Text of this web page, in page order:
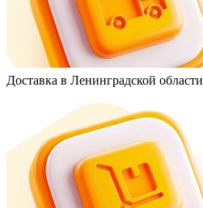
Доставка в Ленинградской области